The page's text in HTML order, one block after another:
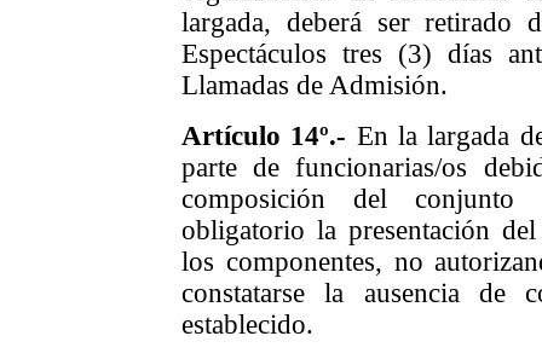
largada, deberá ser retirado
Espectáculos tres (3) días
Llamadas de Admisión.
Artículo 14º.- En la largada
parte de funcionarias/os
composición del conjunto
obligatorio la presentación
los componentes, no
constatarse la ausencia de
establecido.